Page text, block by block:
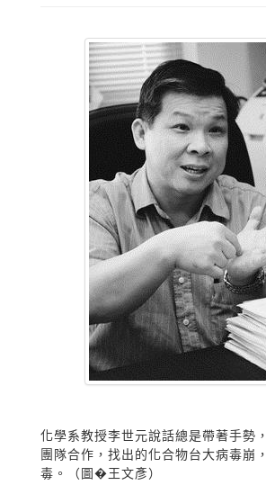
化學系教授李世元說話總是帶著手勢
團隊合作，找出的化合物台大病毒崩
毒。（圖�王文彥）